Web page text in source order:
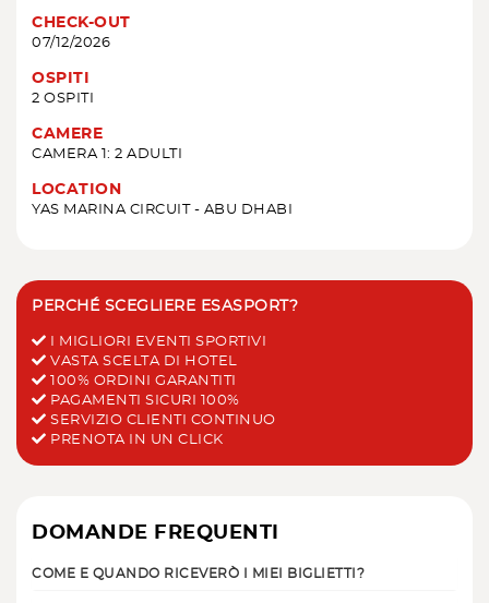
CHECK-OUT
07/12/2026
OSPITI
2 OSPITI
CAMERE
CAMERA 1: 2 ADULTI
LOCATION
YAS MARINA CIRCUIT - ABU DHABI
PERCHÉ SCEGLIERE ESASPORT?
I MIGLIORI EVENTI SPORTIVI
VASTA SCELTA DI HOTEL
100% ORDINI GARANTITI
PAGAMENTI SICURI 100%
SERVIZIO CLIENTI CONTINUO
PRENOTA IN UN CLICK
DOMANDE FREQUENTI
COME E QUANDO RICEVERÒ I MIEI BIGLIETTI?